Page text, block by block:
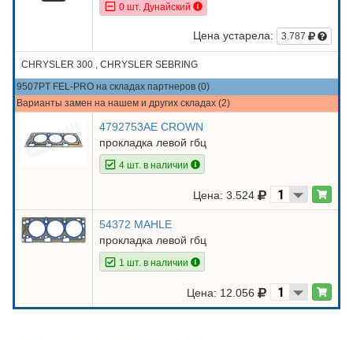
0 шт. Дунайский
Цена устарела: 3.787
CHRYSLER 300 , CHRYSLER SEBRING
9507PT FEL-PRO на складах партнеров (0)
Варианты замен на нашем и других складах (2)
4792753AE CROWN
прокладка левой гбц
4 шт. в наличии
Цена: 3.524
54372 MAHLE
прокладка левой гбц
1 шт. в наличии
Цена: 12.056